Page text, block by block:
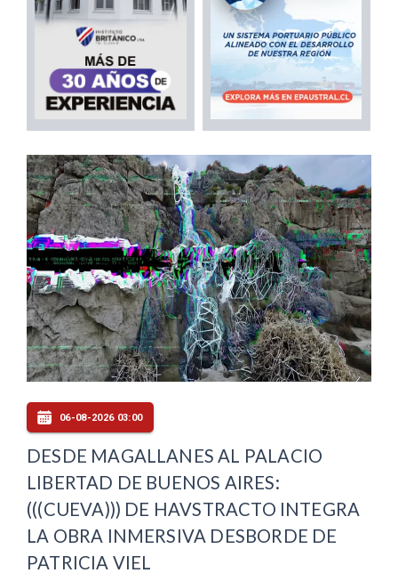
06-08-2026 03:00
DESDE MAGALLANES AL PALACIO
LIBERTAD DE BUENOS AIRES:
(((CUEVA))) DE HAVSTRACTO INTEGRA
LA OBRA INMERSIVA DESBORDE DE
PATRICIA VIEL